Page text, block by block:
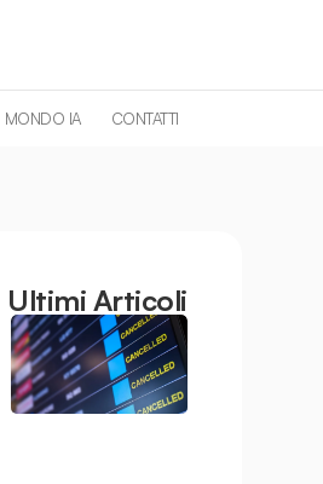
MONDO IA CONTATTI
Ultimi Articoli